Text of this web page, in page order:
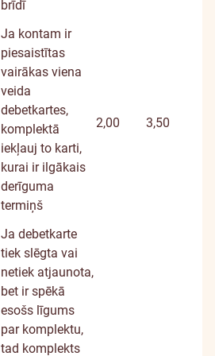
brīdī
Ja kontam ir
piesaistītas
vairākas viena
veida
debetkartes,
komplektā
iekļauj to karti,
kurai ir ilgākais
derīguma
termiņš
Ja debetkarte
tiek slēgta vai
netiek atjaunota,
bet ir spēkā
esošs līgums
par komplektu,
tad komplekts
2,00 3,50